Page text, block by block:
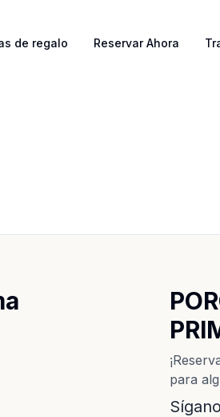
de regalo Reservar Ahora
para